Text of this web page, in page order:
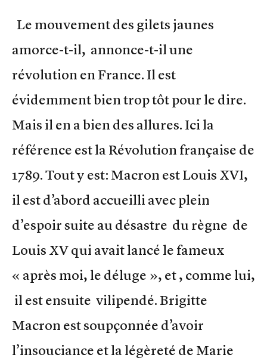
Le mouvement des gilets jaunes
amorce-t-il, annonce-t-il une
révolution en France. Il est
évidemment bien trop tôt pour le dire.
Mais il en a bien des allures. Ici la
référence est la Révolution française de
1789. Tout y est: Macron est Louis XVI,
il est d’abord accueilli avec plein
d’espoir suite au désastre du règne de
Louis XV qui avait lancé le fameux
« après moi, le déluge », et , comme lui,
il est ensuite vilipendé. Brigitte
Macron est soupçonnée d’avoir
l’insouciance et la légèreté de Marie